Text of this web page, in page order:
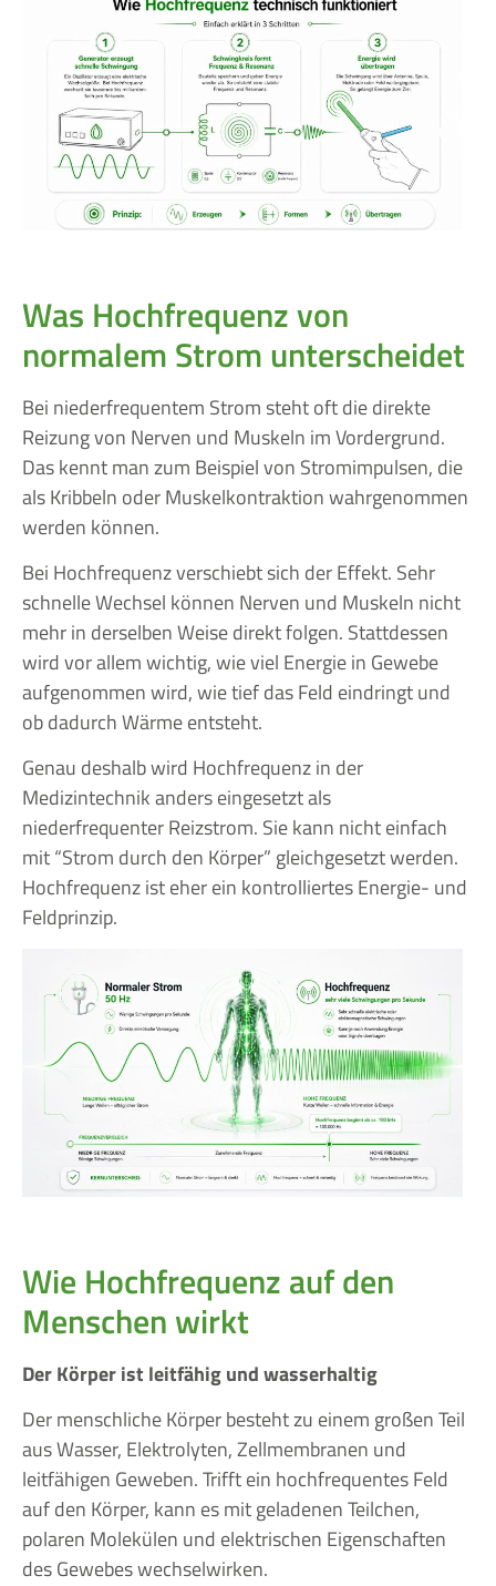
Was Hochfrequenz von
normalem Strom unterscheidet
Bei niederfrequentem Strom steht oft die direkte
Reizung von Nerven und Muskeln im Vordergrund.
Das kennt man zum Beispiel von Stromimpulsen, die
als Kribbeln oder Muskelkontraktion wahrgenommen
werden können.
Bei Hochfrequenz verschiebt sich der Effekt. Sehr
schnelle Wechsel können Nerven und Muskeln nicht
mehr in derselben Weise direkt folgen. Stattdessen
wird vor allem wichtig, wie viel Energie in Gewebe
aufgenommen wird, wie tief das Feld eindringt und
ob dadurch Wärme entsteht.
Genau deshalb wird Hochfrequenz in der
Medizintechnik anders eingesetzt als
niederfrequenter Reizstrom. Sie kann nicht einfach
mit “Strom durch den Körper” gleichgesetzt werden.
Hochfrequenz ist eher ein kontrolliertes Energie- und
Feldprinzip.
Wie Hochfrequenz auf den
Menschen wirkt
Der Körper ist leitfähig und wasserhaltig
Der menschliche Körper besteht zu einem großen Teil
aus Wasser, Elektrolyten, Zellmembranen und
leitfähigen Geweben. Trifft ein hochfrequentes Feld
auf den Körper, kann es mit geladenen Teilchen,
polaren Molekülen und elektrischen Eigenschaften
des Gewebes wechselwirken.